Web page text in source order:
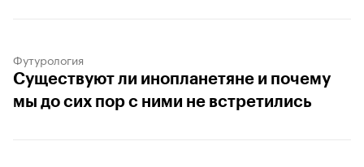
Футурология
Существуют ли инопланетяне и почему
мы до сих пор с ними не встретились